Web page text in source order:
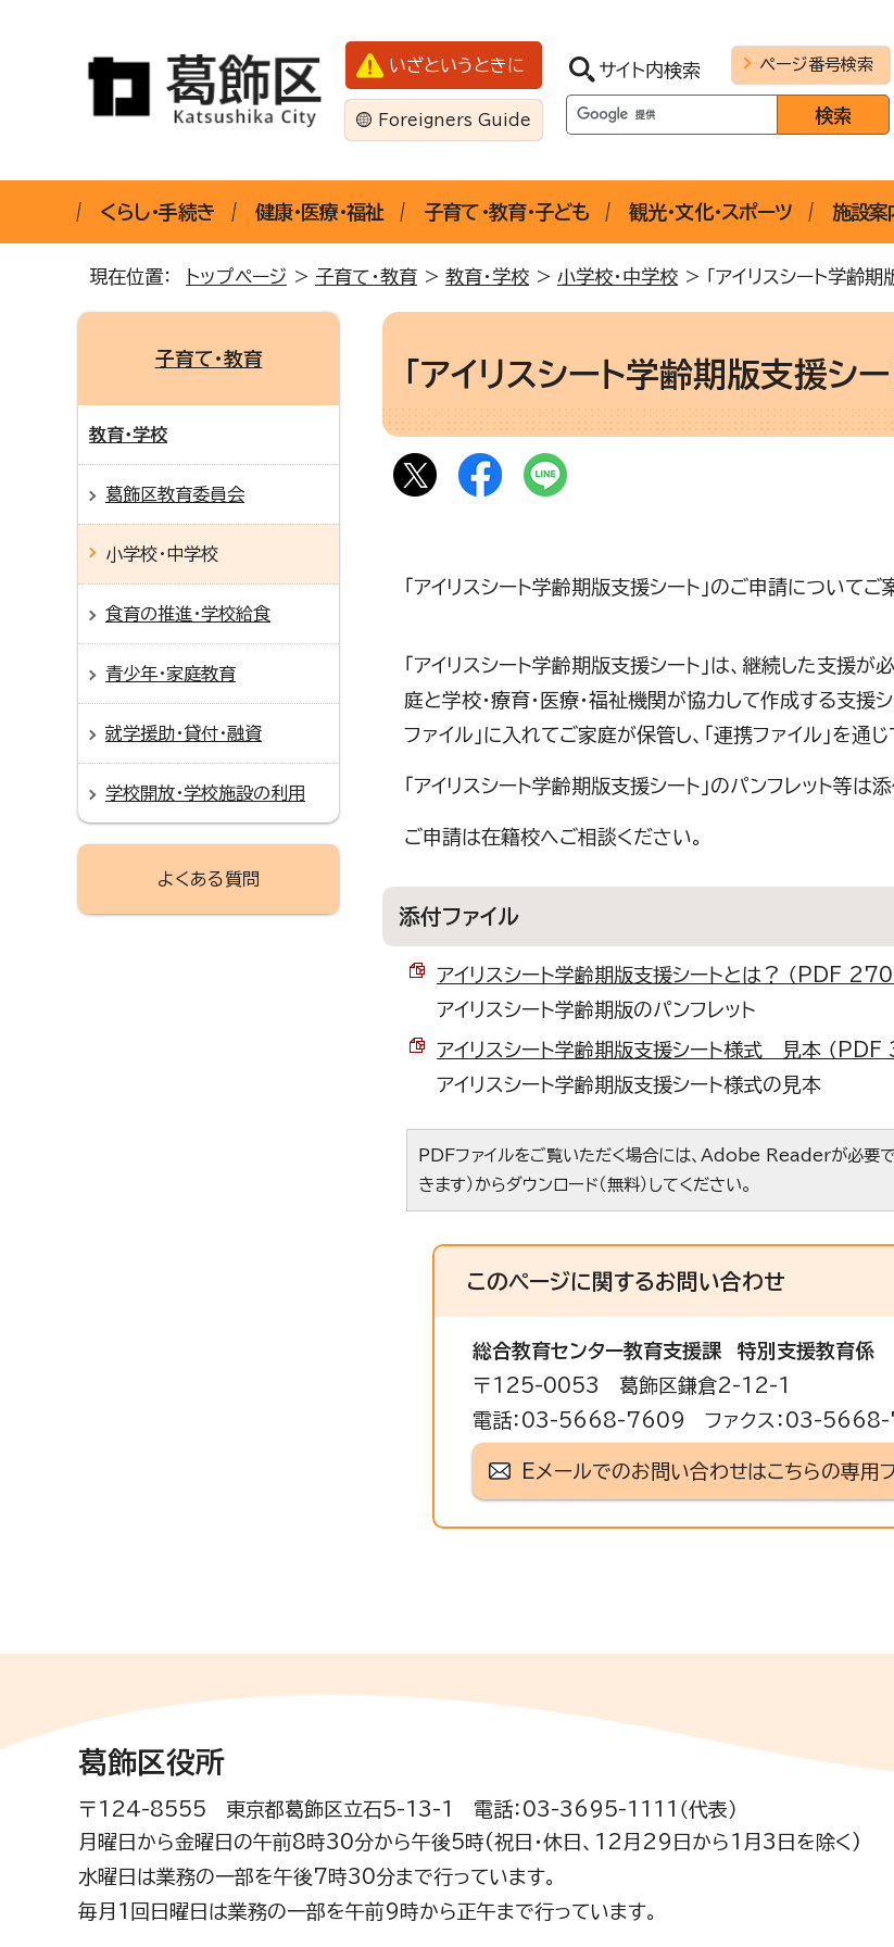
いざというときに
Foreigners Guide
サイト内検索 ページ番号検索
くらし・手続き 健康・医療・福祉 子育て・教育・子ども 観光・文化・スポーツ 施設案
現在位置： トップページ > 子育て・教育 > 教育・学校 > 小学校・中学校 > 「アイリスシート学齢
「アイリスシート学齢期版支援シ
「アイリスシート学齢期版支援シート」のご申請についてご
「アイリスシート学齢期版支援シート」は、継続した支
庭と学校・療育・医療・福祉機関が協力して作成する支援シ
ファイル」に入れてご家庭が保管し、「連携ファイル」を通
「アイリスシート学齢期版支援シート」のパンフレット等は
ご申請は在籍校へご相談ください。
添付ファイル
アイリスシート学齢期版支援シートとは？ （PDF
アイリスシート学齢期版のパンフレット
アイリスシート学齢期版支援シート様式 見本 （
アイリスシート学齢期版支援シート様式の見本
PDFファイルをご覧いただく場合には、Adobe Readerが必要で
きます）からダウンロード（無料）してください。
このページに関するお問い合わせ
総合教育センター教育支援課
特別支援教育係
〒125-0053 葛飾区鎌倉2-12-1
電話：03-5668-7609 ファクス：03-
Eメールでのお問い合わせはこちらの専用
子育て・教育
教育・学校
葛飾区教育委員会
小学校・中学校
食育の推進・学校給食
青少年・家庭教育
就学援助・貸付・融資
学校開放・学校施設の利用
よくある質問
葛飾区役所
〒124-8555 東京都葛飾区立石5-13-1 電話：03-3695-1111（代表）
月曜日から金曜日の午前8時30分から午後5時(祝日・休日、12月29日から1月3日を除く)
水曜日は業務の一部を午後7時30分まで行っています。
毎月1回日曜日は業務の一部を午前9時から正午まで行っています。